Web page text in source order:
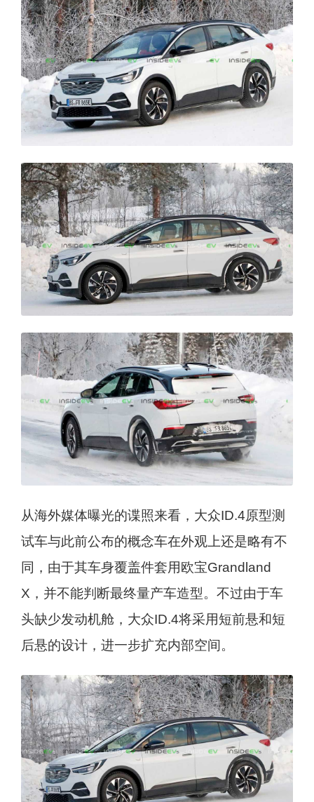
从海外媒体曝光的谍照来看，大众ID.4原型测
试车与此前公布的概念车在外观上还是略有不
同，由于其车身覆盖件套用欧宝Grandland
X，并不能判断最终量产车造型。不过由于车
头缺少发动机舱，大众ID.4将采用短前悬和短
后悬的设计，进一步扩充内部空间。